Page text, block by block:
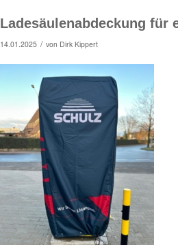
Ladesäulenabdeckung für
14.01.2025 / von Dirk Kippert